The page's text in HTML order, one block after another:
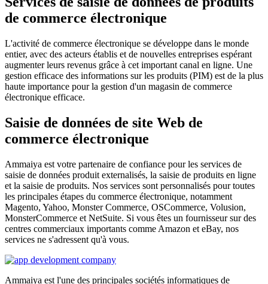
de commerce électronique
L'activité de commerce électronique se développe dans le monde
entier, avec des acteurs établis et de nouvelles entreprises espérant
augmenter leurs revenus grâce à cet important canal en ligne. Une
gestion efficace des informations sur les produits (PIM) est de la plus
haute importance pour la gestion d'un magasin de commerce
électronique efficace.
Saisie de données de site Web de
commerce électronique
Ammaiya est votre partenaire de confiance pour les services de
saisie de données produit externalisés, la saisie de produits en ligne
et la saisie de produits. Nos services sont personnalisés pour toutes
les principales étapes du commerce électronique, notamment
Magento, Yahoo, Monster Commerce, OSCommerce, Volusion,
MonsterCommerce et NetSuite. Si vous êtes un fournisseur sur des
centres commerciaux importants comme Amazon et eBay, nos
services ne s'adressent qu'à vous.
Ammaiya est l'une des principales sociétés informatiques de